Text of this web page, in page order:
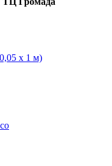
х 1 м)